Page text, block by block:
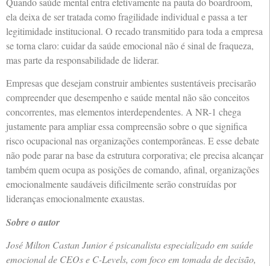
ela deixa de ser tratada como fragilidade individual e passa a ter
legitimidade institucional. O recado transmitido para toda a empresa
se torna claro: cuidar da saúde emocional não é sinal de fraqueza,
mas parte da responsabilidade de liderar.
Empresas que desejam construir ambientes sustentáveis precisarão
compreender que desempenho e saúde mental não são conceitos
concorrentes, mas elementos interdependentes. A NR-1 chega
justamente para ampliar essa compreensão sobre o que significa
risco ocupacional nas organizações contemporâneas. E esse debate
não pode parar na base da estrutura corporativa; ele precisa alcançar
também quem ocupa as posições de comando, afinal, organizações
emocionalmente saudáveis dificilmente serão construídas por
lideranças emocionalmente exaustas.
Sobre o autor
José Milton Castan Junior é psicanalista especializado em saúde
emocional de CEOs e C-Levels, com foco em tomada de decisão,